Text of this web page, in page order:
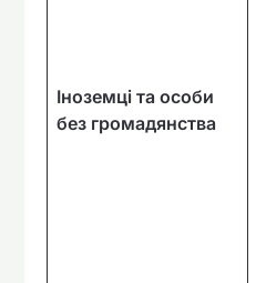
Іноземці та особи
без громадянства